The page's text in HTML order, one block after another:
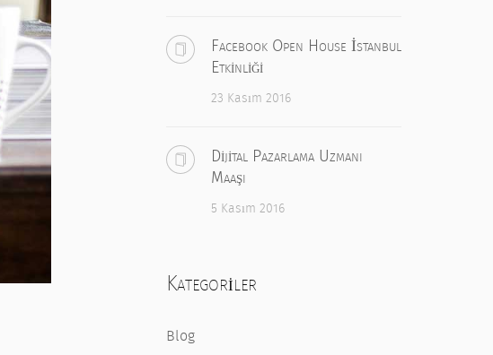
Facebook Open House İstanbul
Etkinliği
23 Kasım 2016
Dijital Pazarlama Uzmanı
Maaşı
5 Kasım 2016
Kategoriler
Blog